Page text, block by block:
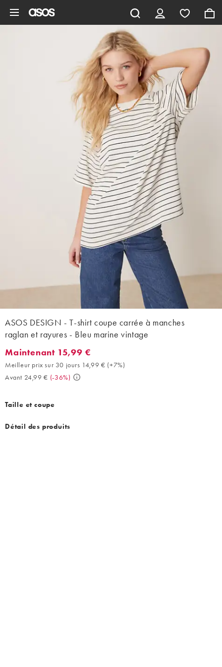
ASOS DESIGN - T-shirt coupe carrée à manches
raglan et rayures - Bleu marine vintage
Maintenant 15,99 €. Meilleur prix sur 30 jours 14,99 € (+7%).
Maintenant 15,99 €
Meilleur prix sur 30 jours 14,99 € (+7%)
Avant 24,99 € (-36%)
Taille et coupe
Détail des produits